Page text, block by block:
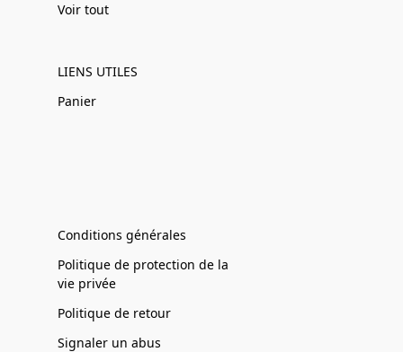
Voir tout
LIENS UTILES
Panier
Conditions générales
Politique de protection de la
vie privée
Politique de retour
Signaler un abus